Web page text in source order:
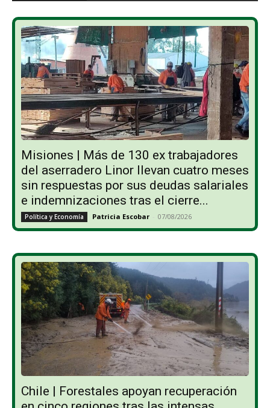
Misiones | Más de 130 ex trabajadores
del aserradero Linor llevan cuatro meses
sin respuestas por sus deudas salariales
e indemnizaciones tras el cierre...
Política y Economía Patricia Escobar - 07/08/2026
Chile | Forestales apoyan recuperación